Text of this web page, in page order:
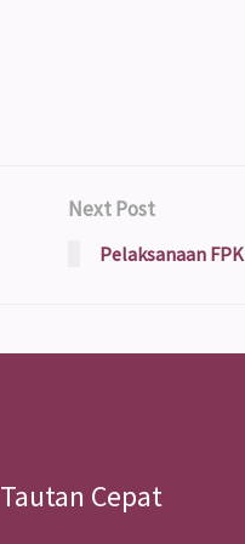
Next Post
Pelaksanaan FPK
Tautan Cepat